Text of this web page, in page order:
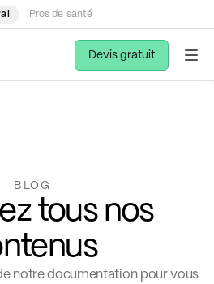
Pros de santé
Devis gratuit
BLOG
tous nos
notre documentation pour vous